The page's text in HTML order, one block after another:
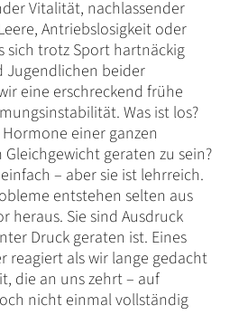
Vitalität, nachlassender
Antriebslosigkeit oder
sich trotz Sport hartnäckig
Jugendlichen beider
eine erschreckend frühe
Was ist los?
einer ganzen
Gleichgewicht geraten zu sein?
– aber sie ist lehrreich.
entstehen selten aus
heraus. Sie sind Ausdruck
Druck geraten ist. Eines
reagiert als wir lange gedacht
die an uns zehrt – auf
nicht einmal vollständig